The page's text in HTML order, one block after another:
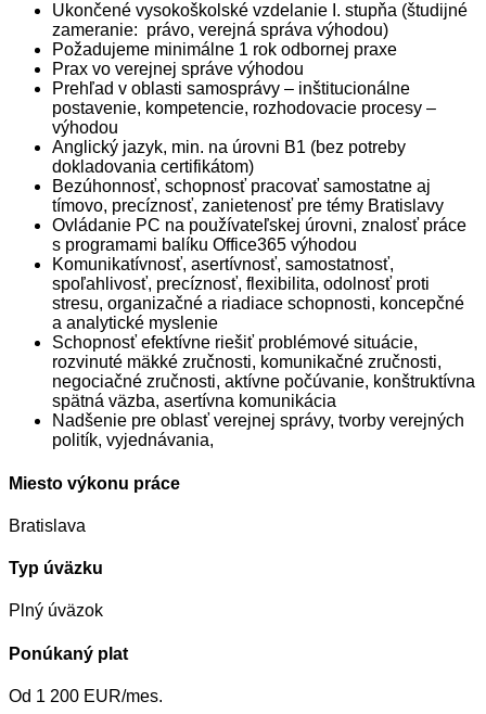
Ukončené vysokoškolské vzdelanie I. stupňa (študijné
zameranie: právo, verejná správa výhodou)
Požadujeme minimálne 1 rok odbornej praxe
Prax vo verejnej správe výhodou
Prehľad v oblasti samosprávy – inštitucionálne
postavenie, kompetencie, rozhodovacie procesy –
výhodou
Anglický jazyk, min. na úrovni B1 (bez potreby
dokladovania certifikátom)
Bezúhonnosť, schopnosť pracovať samostatne aj
tímovo, precíznosť, zanietenosť pre témy Bratislavy
Ovládanie PC na používateľskej úrovni, znalosť práce
s programami balíku Office365 výhodou
Komunikatívnosť, asertívnosť, samostatnosť,
spoľahlivosť, precíznosť, flexibilita, odolnosť proti
stresu, organizačné a riadiace schopnosti, koncepčné
a analytické myslenie
Schopnosť efektívne riešiť problémové situácie,
rozvinuté mäkké zručnosti, komunikačné zručnosti,
negociačné zručnosti, aktívne počúvanie, konštruktívna
spätná väzba, asertívna komunikácia
Nadšenie pre oblasť verejnej správy, tvorby verejných
politík, vyjednávania,
Miesto výkonu práce
Bratislava
Typ úväzku
Plný úväzok
Ponúkaný plat
Od 1 200 EUR/mes.